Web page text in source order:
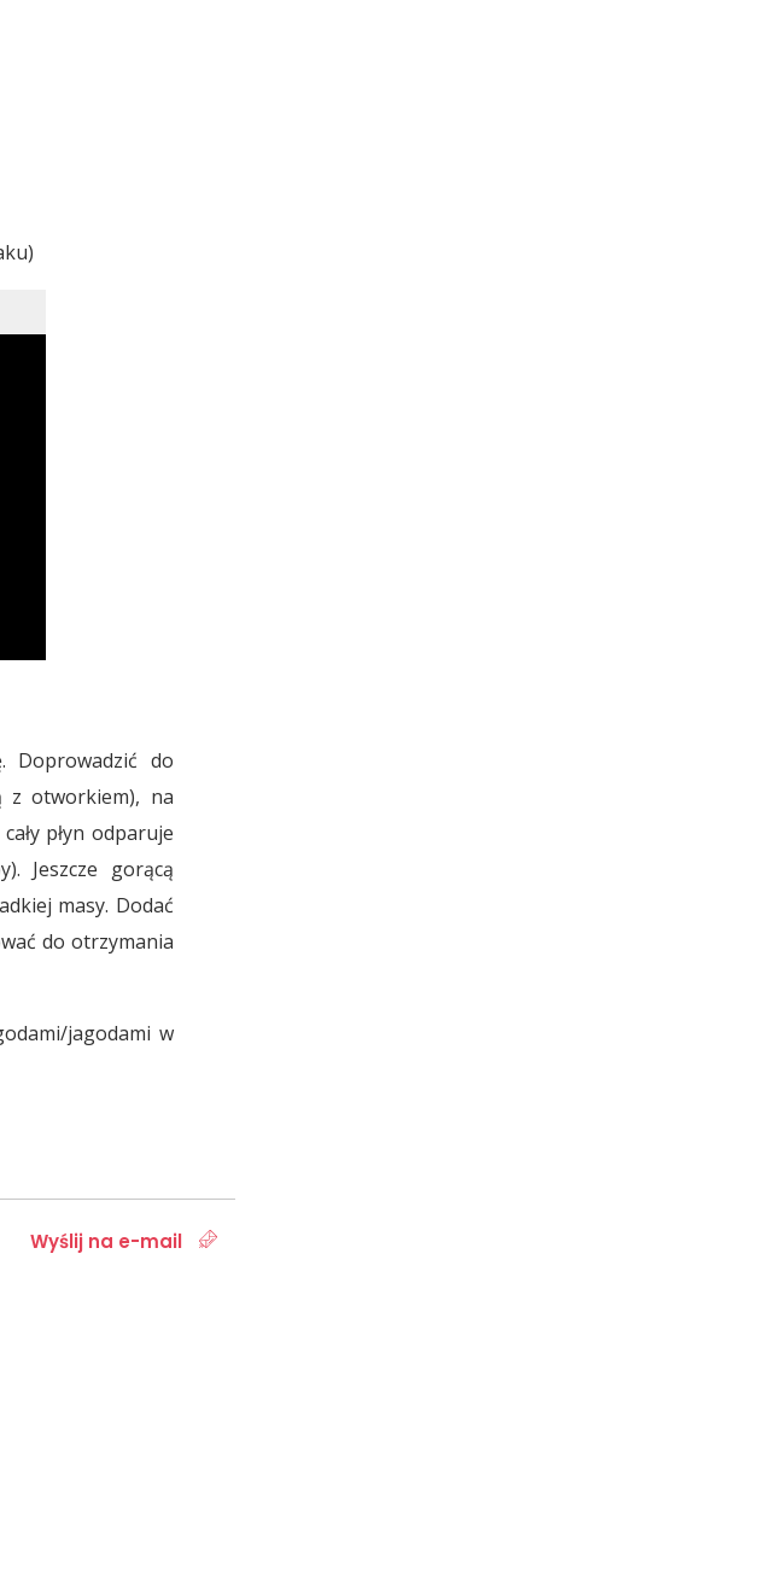
Doprowadzić do
z otworkiem), na
płyn odparuje
Jeszcze gorącą
masy. Dodać
do otrzymania
jagodami w
Wyślij na e-mail